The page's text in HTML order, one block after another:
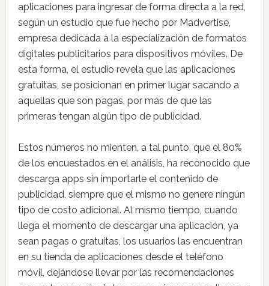
aplicaciones para ingresar de forma directa a la red,
según un estudio que fue hecho por Madvertise,
empresa dedicada a la especialización de formatos
digitales publicitarios para dispositivos móviles. De
esta forma, el estudio revela que las aplicaciones
gratuitas, se posicionan en primer lugar sacando a
aquellas que son pagas, por más de que las
primeras tengan algún tipo de publicidad.
Estos números no mienten, a tal punto, que el 80%
de los encuestados en el análisis, ha reconocido que
descarga apps sin importarle el contenido de
publicidad, siempre que el mismo no genere ningún
tipo de costo adicional. Al mismo tiempo, cuando
llega el momento de descargar una aplicación, ya
sean pagas o gratuitas, los usuarios las encuentran
en su tienda de aplicaciones desde el teléfono
móvil, dejándose llevar por las recomendaciones